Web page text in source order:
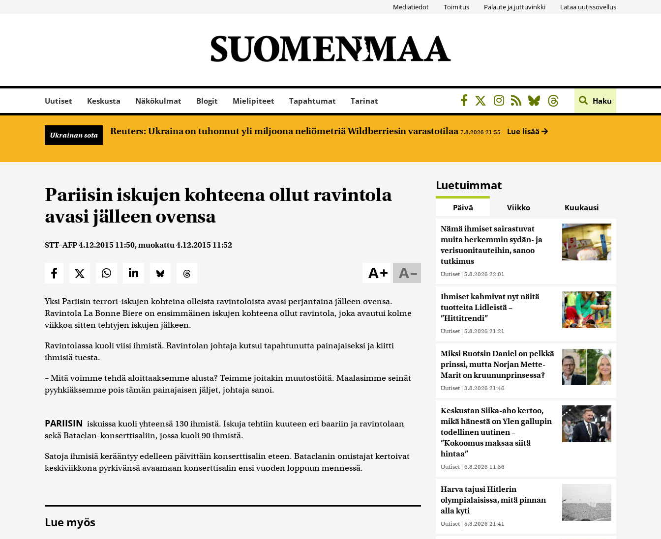
Mediatiedot Toimitus Palaute ja juttuvinkki Lataa uutissovellus
Uutiset Keskusta Näkökulmat Blogit Mielipiteet Tapahtumat Tarinat Haku
Ukrainan sota Reuters: Ukraina on tuhonnut yli miljoona neliömetriä Wildberriesin varastotilaa 7.8.2026 21:55 Lue lisää
Pariisin iskujen kohteena ollut ravintola
avasi jälleen ovensa
STT–AFP4.12.2015 11:50, muokattu4.12.2015 11:52
A–
A+
Yksi Pariisin terrori-iskujen kohteina olleista ravintoloista avasi perjantaina jälleen ovensa.
Ravintola La Bonne Biere on ensimmäinen iskujen kohteena ollut ravintola, joka avautui kolme
viikkoa sitten tehtyjen iskujen jälkeen.
Ravintolassa kuoli viisi ihmistä. Ravintolan johtaja kutsui tapahtunutta painajaiseksi ja kiitti
ihmisiä tuesta.
– Mitä voimme tehdä aloittaaksemme alusta? Teimme joitakin muutostöitä. Maalasimme seinät
pyyhkiäksemme pois tämän painajaisen jäljet, johtaja sanoi.
PARIISIN iskuissa kuoli yhteensä 130 ihmistä. Iskuja tehtiin kuuteen eri baariin ja ravintolaan
sekä Bataclan-konserttisaliin, jossa kuoli 90 ihmistä.
Satoja ihmisiä kerääntyy edelleen päivittäin konserttisalin eteen. Bataclanin omistajat kertoivat
keskiviikkona pyrkivänsä avaamaan konserttisalin ensi vuoden loppuun mennessä.
Lue myös
Luetuimmat
Päivä Viikko Kuukausi
Nämä ihmiset sairastuvat
muita herkemmin sydän- ja
verisuonitauteihin, sanoo
tutkimus
Uutiset | 5.8.2026 22:01
Ihmiset kahmivat nyt näitä
tuotteita Lidleistä –
”Hittitrendi”
Uutiset | 5.8.2026 21:21
Miksi Ruotsin Daniel on pelkkä
prinssi, mutta Norjan Mette-
Marit on kruununprinsessa?
Uutiset | 3.8.2026 21:46
Keskustan Siika-aho kertoo,
mikä hänestä on Ylen gallupin
todellinen uutinen –
”Kokoomus maksaa siitä
hintaa”
Uutiset | 6.8.2026 11:56
Harva tajusi Hitlerin
olympialaisissa, mitä pinnan
alla kyti
Uutiset | 5.8.2026 21:41